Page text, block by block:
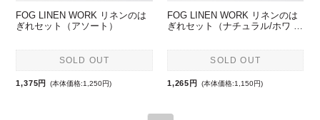
FOG LINEN WORK リネンのは
ぎれセット（アソート）
SOLD OUT
1,375円 (本体価格:1,250円)
FOG LINEN WORK リネンのは
ぎれセット（ナチュラル/ホワ …
SOLD OUT
1,265円 (本体価格:1,150円)